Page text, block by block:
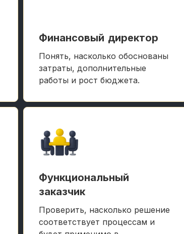
Финансовый директор
Понять, насколько обоснованы
затраты, дополнительные
работы и рост бюджета.
Функциональный
заказчик
Проверить, насколько решение
соответствует процессам и